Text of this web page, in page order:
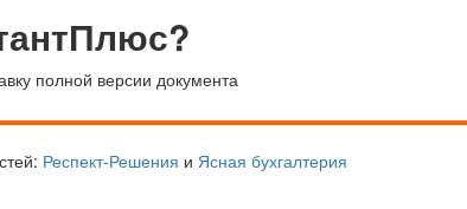
полной версии документа
Респект-Решения и Ясная бухгалтерия